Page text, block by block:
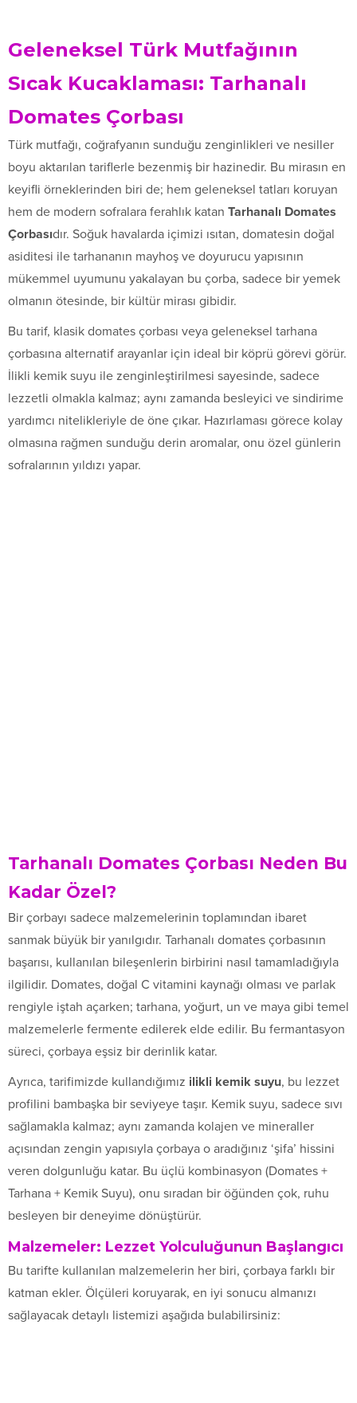
Geleneksel Türk Mutfağının
Sıcak Kucaklaması: Tarhanalı
Domates Çorbası
Türk mutfağı, coğrafyanın sunduğu zenginlikleri ve nesiller
boyu aktarılan tariflerle bezenmiş bir hazinedir. Bu mirasın en
keyifli örneklerinden biri de; hem geleneksel tatları koruyan
hem de modern sofralara ferahlık katan Tarhanalı Domates
Çorbasıdır. Soğuk havalarda içimizi ısıtan, domatesin doğal
asiditesi ile tarhananın mayhoş ve doyurucu yapısının
mükemmel uyumunu yakalayan bu çorba, sadece bir yemek
olmanın ötesinde, bir kültür mirası gibidir.
Bu tarif, klasik domates çorbası veya geleneksel tarhana
çorbasına alternatif arayanlar için ideal bir köprü görevi görür.
İlikli kemik suyu ile zenginleştirilmesi sayesinde, sadece
lezzetli olmakla kalmaz; aynı zamanda besleyici ve sindirime
yardımcı nitelikleriyle de öne çıkar. Hazırlaması görece kolay
olmasına rağmen sunduğu derin aromalar, onu özel günlerin
sofralarının yıldızı yapar.
Tarhanalı Domates Çorbası Neden Bu
Kadar Özel?
Bir çorbayı sadece malzemelerinin toplamından ibaret
sanmak büyük bir yanılgıdır. Tarhanalı domates çorbasının
başarısı, kullanılan bileşenlerin birbirini nasıl tamamladığıyla
ilgilidir. Domates, doğal C vitamini kaynağı olması ve parlak
rengiyle iştah açarken; tarhana, yoğurt, un ve maya gibi temel
malzemelerle fermente edilerek elde edilir. Bu fermantasyon
süreci, çorbaya eşsiz bir derinlik katar.
Ayrıca, tarifimizde kullandığımız ilikli kemik suyu, bu lezzet
profilini bambaşka bir seviyeye taşır. Kemik suyu, sadece sıvı
sağlamakla kalmaz; aynı zamanda kolajen ve mineraller
açısından zengin yapısıyla çorbaya o aradığınız ‘şifa’ hissini
veren dolgunluğu katar. Bu üçlü kombinasyon (Domates +
Tarhana + Kemik Suyu), onu sıradan bir öğünden çok, ruhu
besleyen bir deneyime dönüştürür.
Malzemeler: Lezzet Yolculuğunun Başlangıcı
Bu tarifte kullanılan malzemelerin her biri, çorbaya farklı bir
katman ekler. Ölçüleri koruyarak, en iyi sonucu almanızı
sağlayacak detaylı listemizi aşağıda bulabilirsiniz: